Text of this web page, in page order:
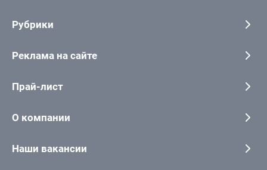
Рубрики
Реклама на сайте
Прай-лист
О компании
Наши вакансии